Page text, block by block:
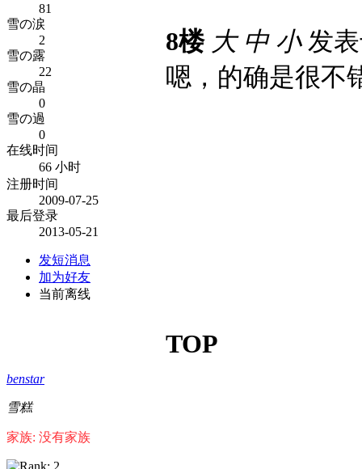
81
雪の涙
2
雪の露
22
雪の晶
0
雪の過
0
在线时间
66 小时
注册时间
2009-07-25
最后登录
2013-05-21
发短消息
加为好友
当前离线
8楼 大 中 小发表
嗯，的确是很不
TOP
benstar
雪糕
家族: 没有家族